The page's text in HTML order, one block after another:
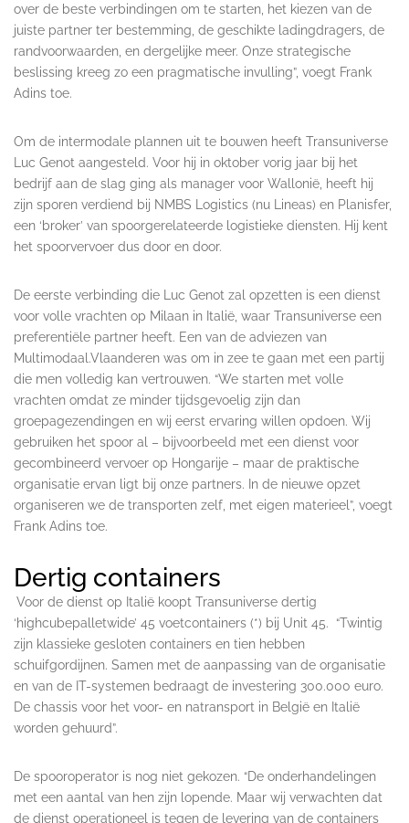
over de beste verbindingen om te starten, het kiezen van de
juiste partner ter bestemming, de geschikte ladingdragers, de
randvoorwaarden, en dergelijke meer. Onze strategische
beslissing kreeg zo een pragmatische invulling”, voegt Frank
Adins toe.
Om de intermodale plannen uit te bouwen heeft Transuniverse
Luc Genot aangesteld. Voor hij in oktober vorig jaar bij het
bedrijf aan de slag ging als manager voor Wallonië, heeft hij
zijn sporen verdiend bij NMBS Logistics (nu Lineas) en Planisfer,
een ‘broker’ van spoorgerelateerde logistieke diensten. Hij kent
het spoorvervoer dus door en door.
De eerste verbinding die Luc Genot zal opzetten is een dienst
voor volle vrachten op Milaan in Italië, waar Transuniverse een
preferentiële partner heeft. Een van de adviezen van
Multimodaal.Vlaanderen was om in zee te gaan met een partij
die men volledig kan vertrouwen. “We starten met volle
vrachten omdat ze minder tijdsgevoelig zijn dan
groepagezendingen en wij eerst ervaring willen opdoen. Wij
gebruiken het spoor al – bijvoorbeeld met een dienst voor
gecombineerd vervoer op Hongarije – maar de praktische
organisatie ervan ligt bij onze partners. In de nieuwe opzet
organiseren we de transporten zelf, met eigen materieel”, voegt
Frank Adins toe.
Dertig containers
Voor de dienst op Italië koopt Transuniverse dertig
‘highcubepalletwide’ 45 voetcontainers (*) bij Unit 45. “Twintig
zijn klassieke gesloten containers en tien hebben
schuifgordijnen. Samen met de aanpassing van de organisatie
en van de IT-systemen bedraagt de investering 300.000 euro.
De chassis voor het voor- en natransport in België en Italië
worden gehuurd”.
De spooroperator is nog niet gekozen. “De onderhandelingen
met een aantal van hen zijn lopende. Maar wij verwachten dat
de dienst operationeel is tegen de levering van de containers